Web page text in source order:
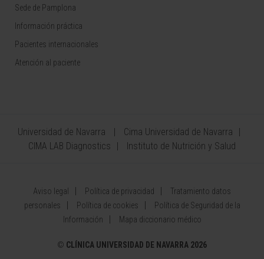
Sede de Pamplona
Información práctica
Pacientes internacionales
Atención al paciente
Universidad de Navarra
Cima Universidad de Navarra
CIMA LAB Diagnostics
Instituto de Nutrición y Salud
Aviso legal Política de privacidad
Tratamiento datos
personales
Política de cookies
Política de Seguridad de la
Información
Mapa diccionario médico
© CLÍNICA UNIVERSIDAD DE NAVARRA 2026